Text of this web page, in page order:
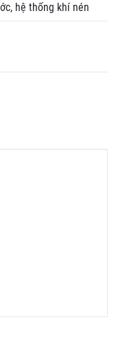
hệ thống khí nén